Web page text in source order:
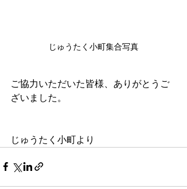
じゅうたく小町集合写真
ご協力いただいた皆様、ありがとうご
ざいました。
じゅうたく小町より